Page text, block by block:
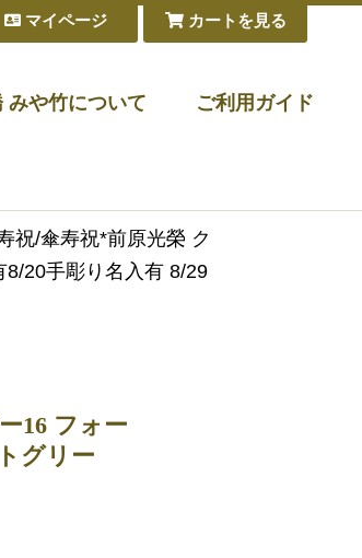
みや竹について ご利用ガイド
カートを見る
マイページ
祝/傘寿祝*前原光榮 ク
20手彫り名入有 8/29
16 フォー
グリー